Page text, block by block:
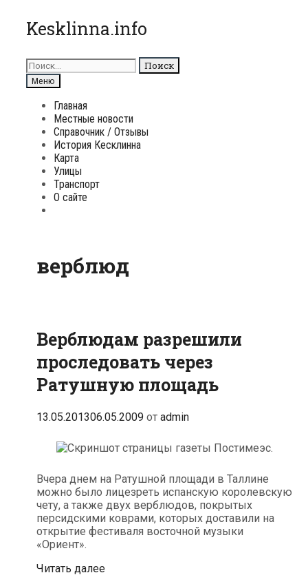
Перейти
к
Kesklinna.info
Поиск
для:
Поиск
Меню
Главная
Местные новости
Справочник / Отзывы
История Кесклинна
Карта
Улицы
Транспорт
О сайте
верблюд
Верблюдам разрешили
проследовать через
Ратушную площадь
13.05.201306.05.2009 от admin
Вчера днем на Ратушной площади в Таллине
можно было лицезреть испанскую королевскую
чету, а также двух верблюдов, покрытых
персидскими коврами, которых доставили на
открытие фестиваля восточной музыки
«Ориент».
Читать далееВерблюдам